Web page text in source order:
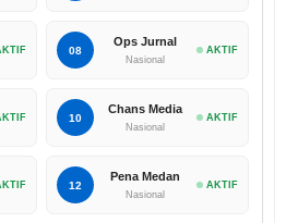
08
Ops Jurnal
Nasional
AKTIF
10
Chans Media
Nasional
AKTIF
12
Pena Medan
Nasional
AKTIF